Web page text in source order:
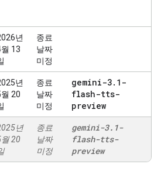
년
13
종료
날짜
미정
년
20
종료
날짜
미정
gemini-3. 1-
flash-tts-
preview
년
월 20
종료
날짜
미정
gemini-3. 1-
flash-tts-
preview